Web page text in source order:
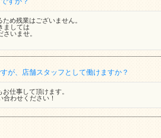
め残業はございません。
ましては
いませ。
が、店舗スタッフとして働けますか？
仕事して頂けます。
合わせください！